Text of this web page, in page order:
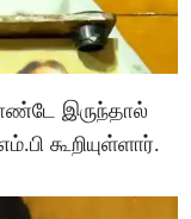
இருந்தால்
கூறியுள்ளார்.